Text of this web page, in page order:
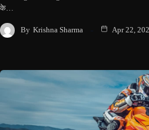
के…
By Krishna Sharma Apr 22,